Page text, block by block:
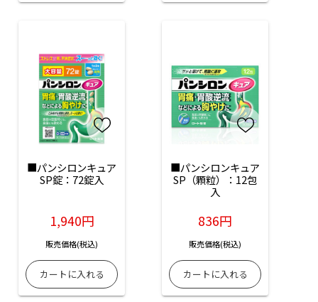
■パンシロンキュア
SP錠：72錠入
1,940円
販売価格(税込)
■パンシロンキュア
SP（顆粒）：12包
入
836円
販売価格(税込)